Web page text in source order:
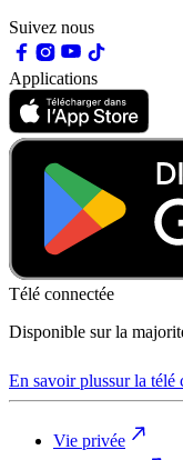
Suivez nous
Applications
Télé connectée
Disponible sur la
En savoir plussur la télé
Vie privée